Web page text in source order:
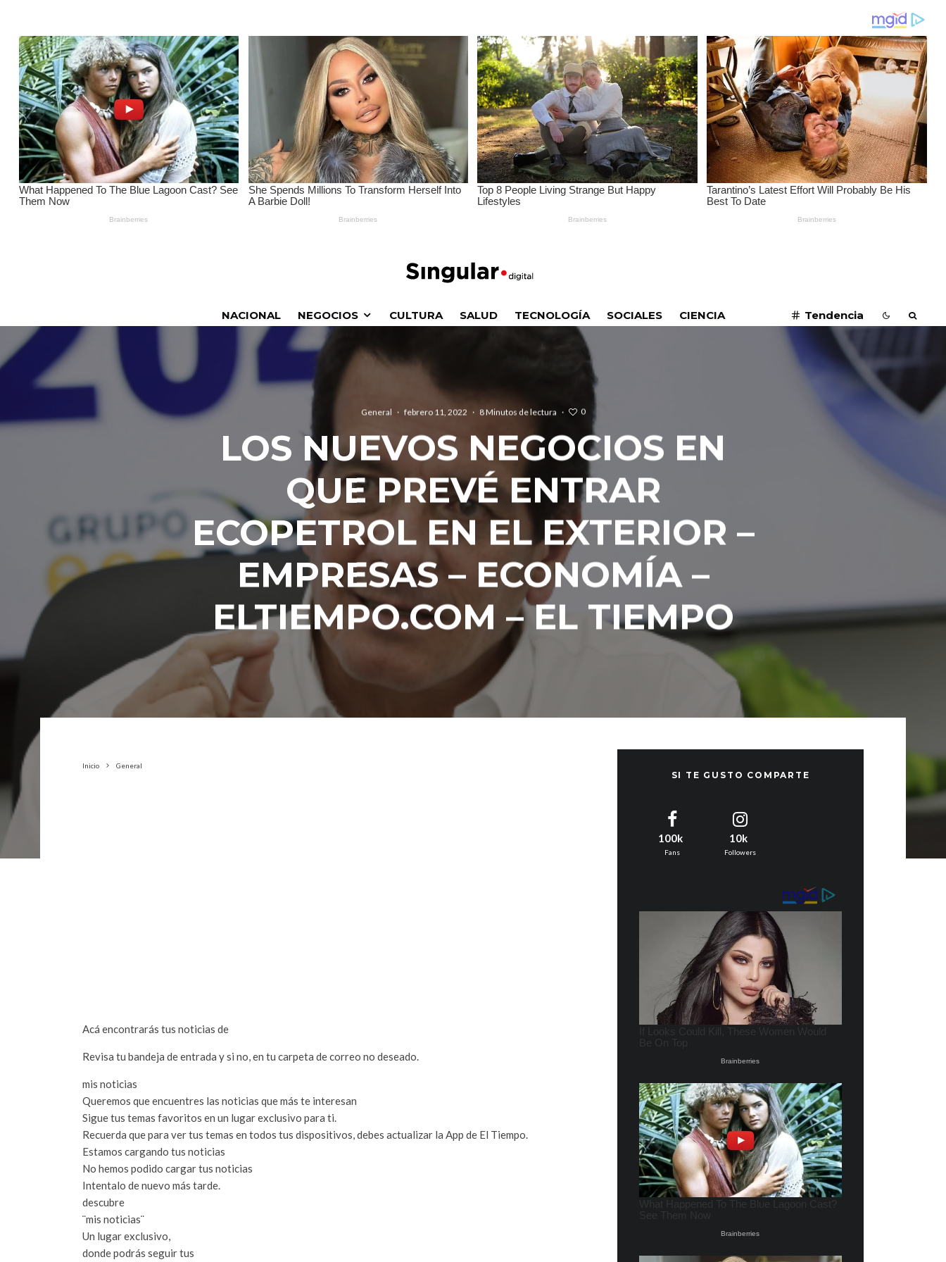
NACIONAL NEGOCIOS CULTURA SALUD TECNOLOGÍA SOCIALES CIENCIA Tendencia
General · febrero 11, 2022 · 8 Minutos de lectura · 0
LOS NUEVOS NEGOCIOS EN
QUE PREVÉ ENTRAR
ECOPETROL EN EL EXTERIOR –
EMPRESAS – ECONOMÍA –
ELTIEMPO.COM – EL TIEMPO
Inicio General
Acá encontrarás tus noticias de
Revisa tu bandeja de entrada y si no, en tu carpeta de correo no deseado.
mis noticias
Queremos que encuentres las noticias que más te interesan
Sigue tus temas favoritos en un lugar exclusivo para ti.
Recuerda que para ver tus temas en todos tus dispositivos, debes actualizar la App de El Tiempo.
Estamos cargando tus noticias
No hemos podido cargar tus noticias
Intentalo de nuevo más tarde.
descubre
¨mis noticias¨
Un lugar exclusivo,
donde podrás seguir tus
SI TE GUSTO COMPARTE
100k
Fans
10k
Followers